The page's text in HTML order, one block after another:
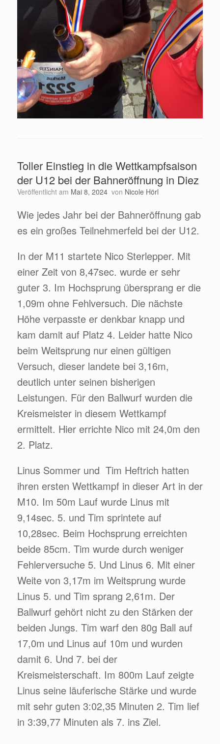
Toller Einstieg in die Wettkampfsaison
der U12 bei der Bahneröffnung in Diez
Veröffentlicht am Mai 8, 2024 von Nicole Hörl
Wie jedes Jahr bei der Bahneröffnung gab
es ein großes Teilnehmerfeld bei der U12.
In der M11 startete Nico Sterlepper. Mit
einer Zeit von 8,47sec. wurde er sehr
guter 3. Im Hochsprung übersprang er die
1,09m ohne Fehlversuch. Die nächste
Höhe verpasste er denkbar knapp und
kam damit auf Platz 4. Leider hatte Nico
beim Weitsprung nur einen gültigen
Versuch, dieser landete bei 3,16m,
deutlich unter seinen bisherigen
Leistungen. Für den Ballwurf wurden die
Kreismeister in diesem Wettkampf
ermittelt. Hier errichte Nico mit 24,0m den
2. Platz.
Linus Sommer und Tim Heftrich hatten
ihren ersten Wettkampf in dieser Art in der
M10. Im 50m Lauf wurde Linus mit
9,14sec. 5. und Tim sprintete auf
10,28sec. Beim Hochsprung erreichten
beide 85cm. Tim wurde durch weniger
Fehlerversuche 5. Und Linus 6. Mit einer
Weite von 3,17m im Weitsprung wurde
Linus 5. und Tim sprang 2,61m. Der
Ballwurf gehört nicht zu den Stärken der
beiden Jungs. Tim warf den 80g Ball auf
17,0m und Linus auf 10m und wurden
damit 6. Und 7. bei der
Kreismeisterschaft. Im 800m Lauf zeigte
Linus seine läuferische Stärke und wurde
mit sehr guten 3:02,35 Minuten 2. Tim lief
in 3:39,77 Minuten als 7. ins Ziel.